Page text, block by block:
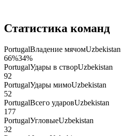
Статистика команд
PortugalВладение мячомUzbekistan
66%34%
PortugalУдары в створUzbekistan
92
PortugalУдары мимоUzbekistan
52
PortugalВсего ударовUzbekistan
177
PortugalУгловыеUzbekistan
32